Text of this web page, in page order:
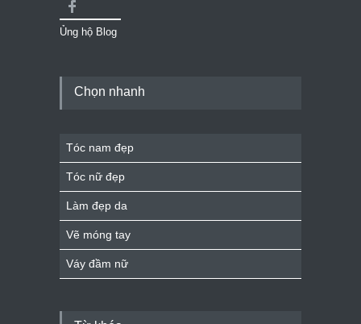
Ủng hộ Blog
Chọn nhanh
Tóc nam đẹp
Tóc nữ đẹp
Làm đẹp da
Vẽ móng tay
Váy đầm nữ